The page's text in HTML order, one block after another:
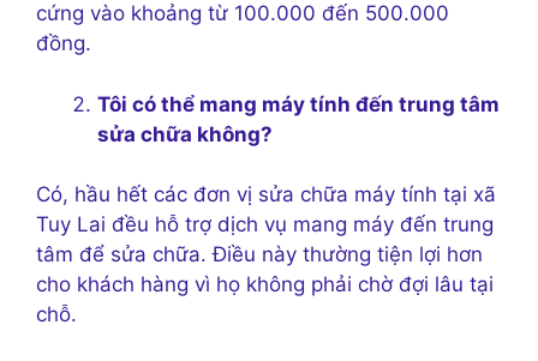
cứng vào khoảng từ 100.000 đến 500.000
đồng.
Tôi có thể mang máy tính đến trung tâm
sửa chữa không?
Có, hầu hết các đơn vị sửa chữa máy tính tại xã
Tuy Lai đều hỗ trợ dịch vụ mang máy đến trung
tâm để sửa chữa. Điều này thường tiện lợi hơn
cho khách hàng vì họ không phải chờ đợi lâu tại
chỗ.